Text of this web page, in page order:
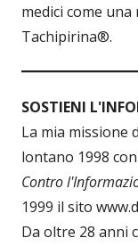
medici come
Tachipirina®.
SOSTIENI
La mia missione
lontano 1998
Contro
1999 il sito
Da oltre 28 anni